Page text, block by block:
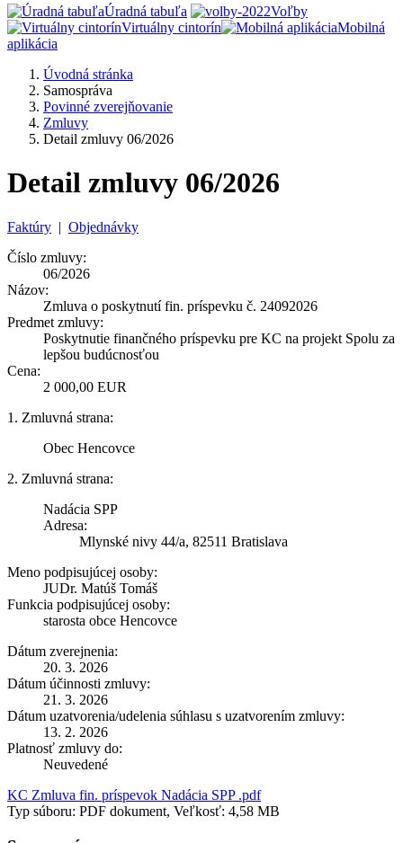
Úradná tabuľa
Voľby
Virtuálny cintorín
Mobilná
aplikácia
Úvodná stránka
Samospráva
Povinné zverejňovanie
Zmluvy
Detail zmluvy 06/2026
Detail zmluvy 06/2026
Faktúry | Objednávky
Číslo zmluvy:
06/2026
Názov:
Zmluva o poskytnutí fin. príspevku č. 24092026
Predmet zmluvy:
Poskytnutie finančného príspevku pre KC na projekt Spolu za
lepšou budúcnosťou
Cena:
2 000,00 EUR
1. Zmluvná strana:
Obec Hencovce
2. Zmluvná strana:
Nadácia SPP
Adresa:
Mlynské nivy 44/a, 82511 Bratislava
Meno podpisujúcej osoby:
JUDr. Matúš Tomáš
Funkcia podpisujúcej osoby:
starosta obce Hencovce
Dátum zverejnenia:
20. 3. 2026
Dátum účinnosti zmluvy:
21. 3. 2026
Dátum uzatvorenia/udelenia súhlasu s uzatvorením zmluvy:
13. 2. 2026
Platnosť zmluvy do:
Neuvedené
KC Zmluva fin. príspevok Nadácia SPP .pdf
Typ súboru: PDF dokument, Veľkosť: 4,58 MB